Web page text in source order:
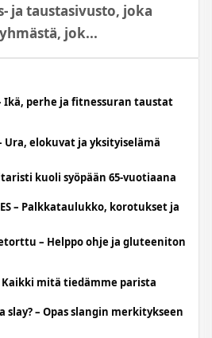
ja taustasivusto, joka
jok...
Ikä, perhe ja fitnessuran taustat
Ura, elokuvat ja yksityiselämä
kuoli syöpään 65-vuotiaana
– Palkkataulukko, korotukset ja
– Helppo ohje ja gluteeniton
Kaikki mitä tiedämme parista
– Opas slangin merkitykseen